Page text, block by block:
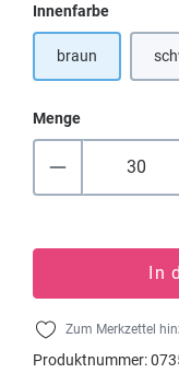
Innenfarbeauswählen
braun
Menge
In
Zum Merkzettel
Produktnummer: